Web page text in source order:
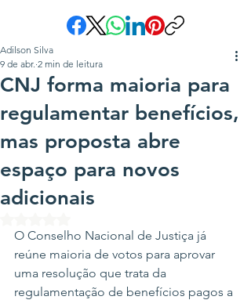
CNJ forma maioria para
regulamentar benefícios,
mas proposta abre
espaço para novos
adicionais
Adilson Silva
9 de abr. 2 min de leitura
O Conselho Nacional de Justiça já
reúne maioria de votos para aprovar
uma resolução que trata da
regulamentação de benefícios pagos a